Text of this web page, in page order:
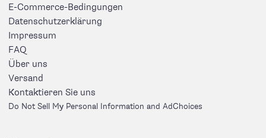
E-Commerce-Bedingungen
Datenschutzerklärung
Impressum
FAQ
Über uns
Versand
Kontaktieren Sie uns
Do Not Sell My Personal Information and AdChoices